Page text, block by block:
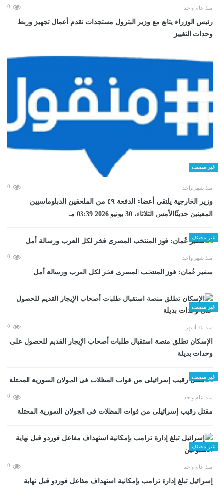
منذ عام واحد 0
رئيس الوزراء يتابع مع وزير البترول مستجدات تقدم أعمال تجهيز وربط
وحدات التغييز
غير مصنف
منذ شهر واحد 0
وزير الخارجية يلتقي أعضاء الدفعة ٥٩ من الملحقين الدبلوماسيين
المعينين حديثًاالأمس الثلاثاء، 30 يونيو 2026 03:39 مـ
غير مصنف
منذ شهر واحد 0
سفير عُمان: فوز المنتخب المصرى فخر لكل العرب ورسالة أمل
غير مصنف
منذ 10 أشهر 0
الإسكان تطلق منصة استقبال طلبات أصحاب الإيجار القديم للحصول على
وحدات بديلة
غير مصنف
منذ عام واحد 0
مقتل رقيب إسرائيلى من قوات المظلات فى الجولان السورية المحتلة
غير مصنف
منذ عام واحد 0
إسرائيل تبلغ إدارة ترامب بإمكانية استهداف مفاعل فوردو قبل نهاية